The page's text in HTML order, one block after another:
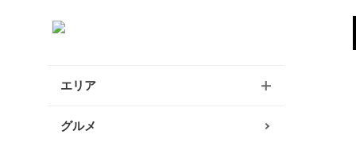
エリア
逗子・葉山・三浦エリア
グルメ